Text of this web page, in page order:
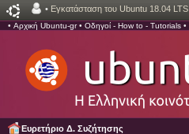
• Εγκατάσταση του Ubuntu 18.04 LTS
• Αρχική Ubuntu-gr• Οδηγοί - How to - Tutorials •
Ευρετήριο Δ. Συζήτησης